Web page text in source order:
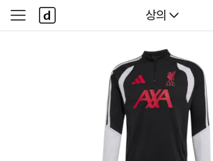
다나와
상의
사
이
다
나
와